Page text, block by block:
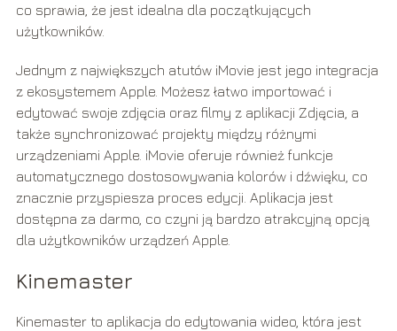
co sprawia, że jest idealna dla początkujących
użytkowników.
Jednym z największych atutów iMovie jest jego integracja
z ekosystemem Apple. Możesz łatwo importować i
edytować swoje zdjęcia oraz filmy z aplikacji Zdjęcia, a
także synchronizować projekty między różnymi
urządzeniami Apple. iMovie oferuje również funkcje
automatycznego dostosowywania kolorów i dźwięku, co
znacznie przyspiesza proces edycji. Aplikacja jest
dostępna za darmo, co czyni ją bardzo atrakcyjną opcją
dla użytkowników urządzeń Apple.
Kinemaster
Kinemaster to aplikacja do edytowania wideo, która jest